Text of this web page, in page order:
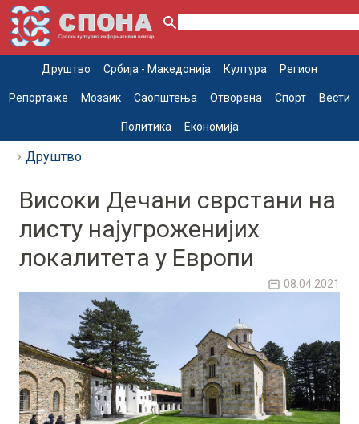
Друштво Србија - Македонија Култура Регион
Репортаже Мозаик Саопштења Отворена Спорт Вести
Политика Економија
Друштво
Високи Дечани сврстани на
листу најугроженијих
локалитета у Европи
08.04.2021